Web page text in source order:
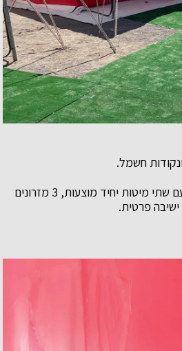
חשמל.
עם שתי מיטות יחיד מוצעות, 3 מזרונים
פרטית.